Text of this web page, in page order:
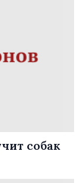
собак